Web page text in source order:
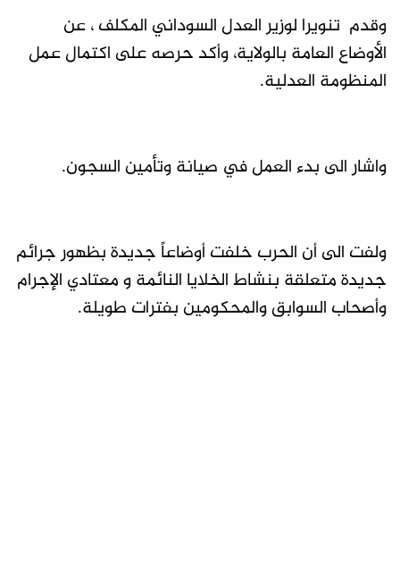
وقدم تنويرا لوزير العدل السوداني المكلف ، عن
الأوضاع العامة بالولاية، وأكد حرصه على اكتمال عمل
المنظومة العدلية.
واشار الى بدء العمل في صيانة وتأمين السجون.
ولفت الى أن الحرب خلفت أوضاعاً جديدة بظهور جرائم
جديدة متعلقة بنشاط الخلايا النائمة و معتادي الإجرام
وأصحاب السوابق والمحكومين بفترات طويلة.